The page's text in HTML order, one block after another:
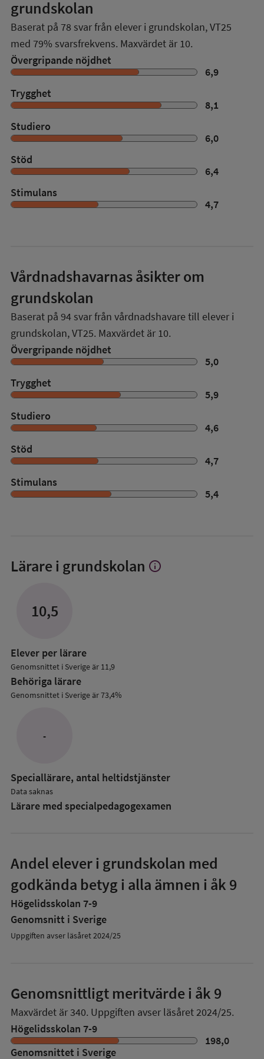
grundskolan
Baserat på 78 svar från elever i grundskolan,VT25
med 79% svarsfrekvens. Maxvärdet är 10.
Övergripande nöjdhet
6,9
Trygghet
8,1
Studiero
6,0
Stöd
6,4
Stimulans
4,7
Vårdnadshavarnas åsikter om
grundskolan
Baserat på 94 svar från vårdnadshavare till elever i
grundskolan,VT25. Maxvärdet är 10.
Övergripande nöjdhet
5,0
Trygghet
5,9
Studiero
4,6
Stöd
4,7
Stimulans
5,4
Lärare i grundskolan Visa
info
10,5
Elever per lärare
Genomsnittet i Sverige är 11,9
Behöriga lärare
Genomsnittet i Sverige är 73,4%
-
Speciallärare, antal heltidstjänster
Data saknas
Lärare med specialpedagog­examen
Andel elever i grundskolan med
godkända betyg i alla ämnen i åk 9
Högelidsskolan 7-9
Genomsnitt i Sverige
Uppgiften avser läsåret 2024/25
Genomsnittligt meritvärde i åk 9
Maxvärdet är 340. Uppgiften avser läsåret 2024/25.
Högelidsskolan 7-9
198,0
Genomsnittet i Sverige